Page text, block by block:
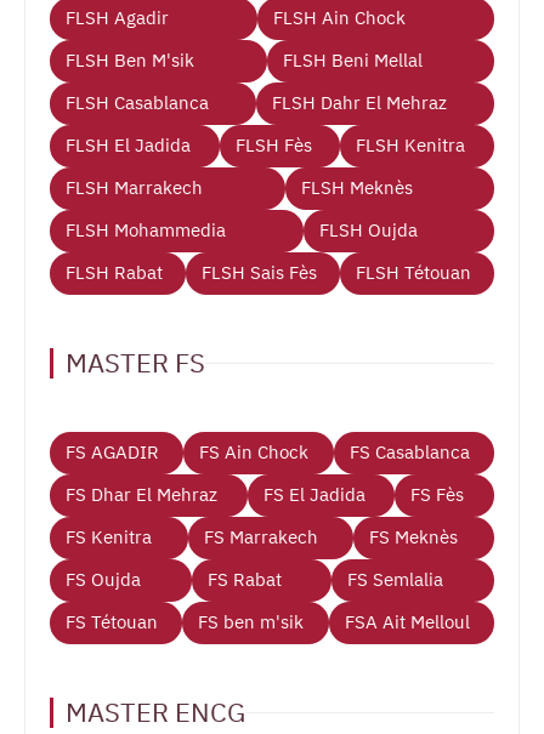
FLSH Agadir
FLSH Ain Chock
FLSH Ben M'sik
FLSH Beni Mellal
FLSH Casablanca
FLSH Dahr El Mehraz
FLSH El Jadida
FLSH Fès
FLSH Kenitra
FLSH Marrakech
FLSH Meknès
FLSH Mohammedia
FLSH Oujda
FLSH Rabat
FLSH Sais Fès FLSH Tétouan
MASTER FS
FS AGADIR FS Ain Chock
FS Casablanca
FS Dhar El Mehraz
FS El Jadida
FS Fès
FS Kenitra
FS Marrakech
FS Meknès
FS Oujda
FS Rabat
FS Semlalia
FS Tétouan
FS ben m'sik FSA Ait Melloul
MASTER ENCG